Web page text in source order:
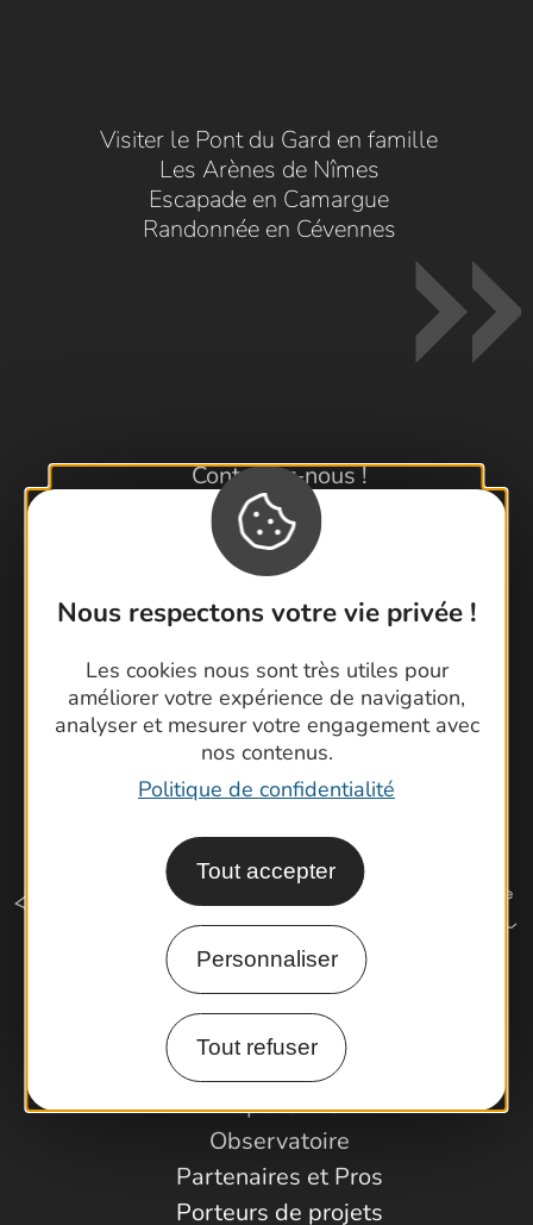
Nous respectons votre vie privée !
Les cookies nous sont très utiles pour
améliorer votre expérience de navigation,
analyser et mesurer votre engagement avec
nos contenus.
Politique de confidentialité
Tout accepter
Personnaliser
Tout refuser
Visiter le Pont du Gard en famille
Les Arènes de Nîmes
Escapade en Camargue
Randonnée en Cévennes
Contactez-nous !
Foire aux questions
Brochures
Cartoguides et Topoguides
Latitude Gard
Comment venir ?
Espace Pro
Observatoire
Partenaires et Pros
Porteurs de projets